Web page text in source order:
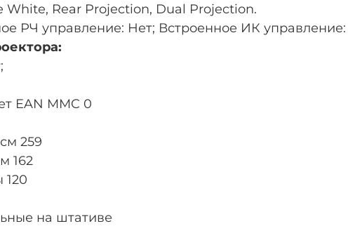
White, Rear Projection, Dual Projection.
РЧ управление: Нет; Встроенное ИК
EAN MMC 0
259
162
на штативе